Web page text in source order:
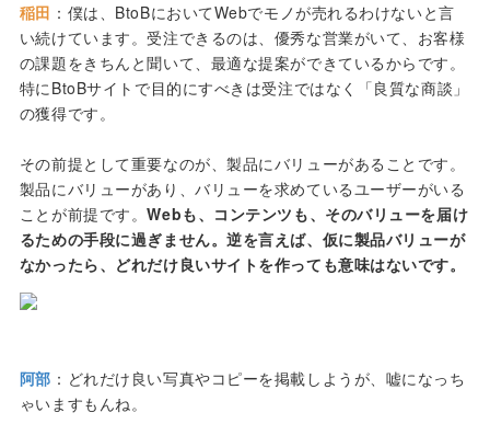
稲田 ：僕は、BtoBにおいてWebでモノが売れるわけないと言
い続けています。受注できるのは、優秀な営業がいて、お客様
の課題をきちんと聞いて、最適な提案ができているからです。
特にBtoBサイトで目的にすべきは受注ではなく「良質な商談」
の獲得です。
その前提として重要なのが、製品にバリューがあることです。
製品にバリューがあり、バリューを求めているユーザーがいる
ことが前提です。Webも、コンテンツも、そのバリューを届け
るための手段に過ぎません。逆を言えば、仮に製品バリューが
なかったら、どれだけ良いサイトを作っても意味はないです。
阿部 ：どれだけ良い写真やコピーを掲載しようが、嘘になっち
ゃいますもんね。